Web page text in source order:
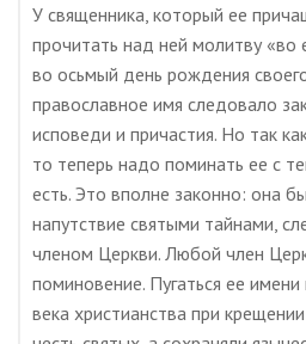
У священника, который ее
прочитать над ней молитву
во осьмый день рождения
православное имя следовало
исповеди и причастия. Но так
то теперь надо поминать ее с
есть. Это вполне законно: она
напутствие святыми тайнами,
членом Церкви. Любой член
поминовение. Пугаться ее
века христианства при